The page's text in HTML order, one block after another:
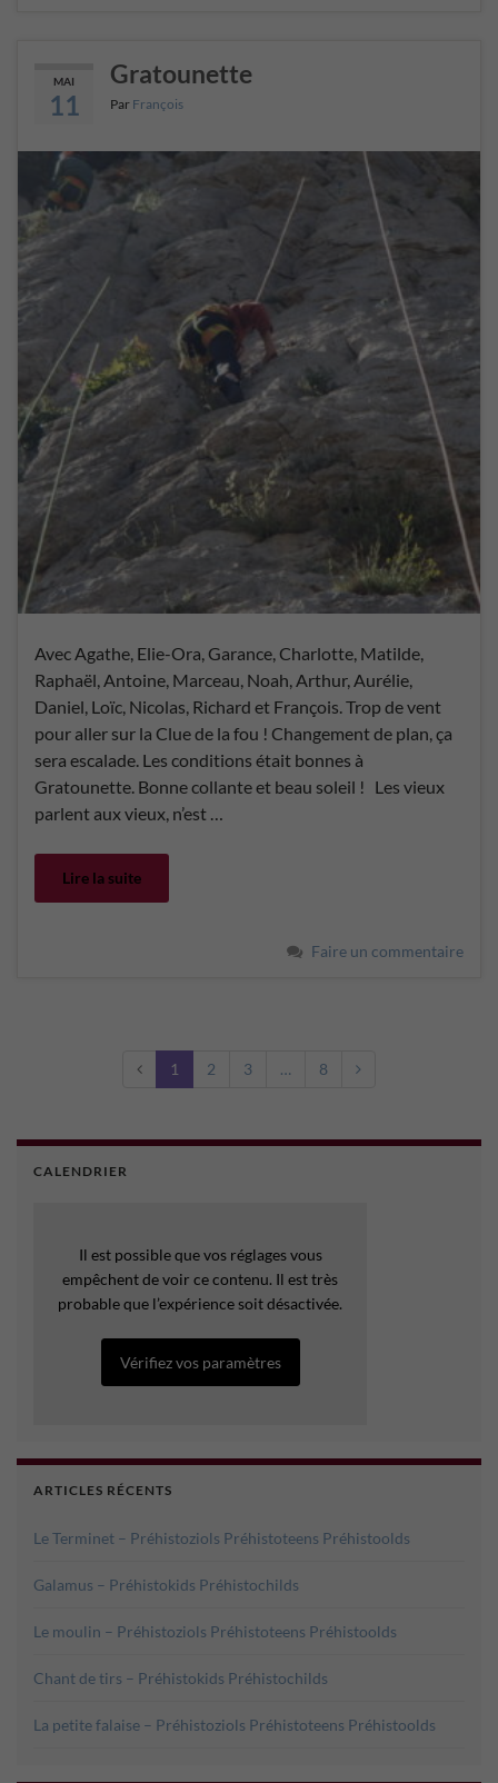
MAI
11
Gratounette
Par François
Avec Agathe, Elie-Ora, Garance, Charlotte, Matilde,
Raphaël, Antoine, Marceau, Noah, Arthur, Aurélie,
Daniel, Loïc, Nicolas, Richard et François. Trop de vent
pour aller sur la Clue de la fou ! Changement de plan, ça
sera escalade. Les conditions était bonnes à
Gratounette. Bonne collante et beau soleil ! Les vieux
parlent aux vieux, n’est …
Lire la suite
Faire un commentaire
1 2 3 … 8
CALENDRIER
Il est possible que vos réglages vous
empêchent de voir ce contenu. Il est très
probable que l’expérience soit désactivée.
Vérifiez vos paramètres
ARTICLES RÉCENTS
Le Terminet – Préhistoziols Préhistoteens Préhistoolds
Galamus – Préhistokids Préhistochilds
Le moulin – Préhistoziols Préhistoteens Préhistoolds
Chant de tirs – Préhistokids Préhistochilds
La petite falaise – Préhistoziols Préhistoteens Préhistoolds